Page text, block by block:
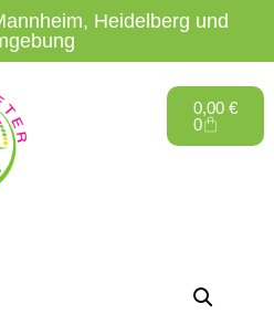
Heidelberg und
0,00 €
0